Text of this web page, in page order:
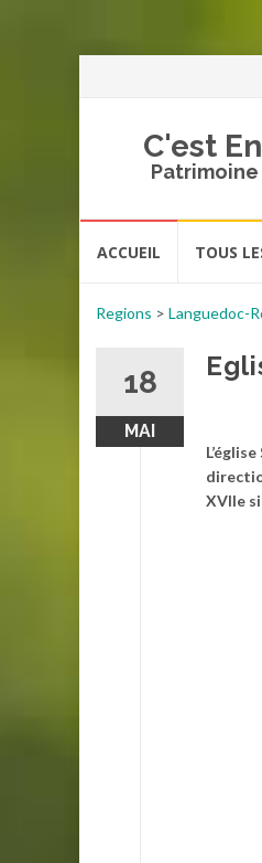
C'est
ACCUEIL TOUS
Regions > Languedoc-
18
MAI
XVIIe